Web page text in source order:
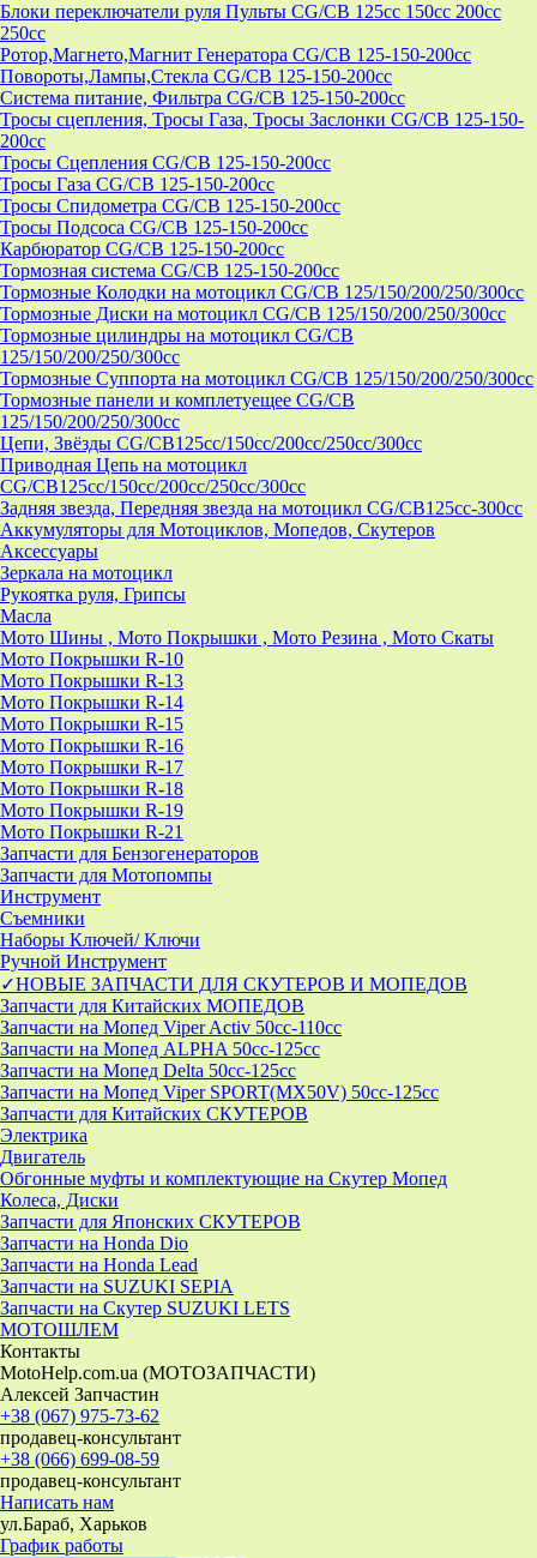
Блоки переключатели руля Пульты CG/CB 125cc 150cc 200cc
250cc
Ротор,Магнето,Магнит Генератора CG/CB 125-150-200cc
Повороты,Лампы,Стекла CG/CB 125-150-200cc
Система питание, Фильтра CG/CB 125-150-200cc
Тросы сцепления, Тросы Газа, Тросы Заслонки CG/CB 125-150-
200cc
Тросы Сцепления CG/CB 125-150-200cc
Тросы Газа CG/CB 125-150-200cc
Тросы Спидометра CG/CB 125-150-200cc
Тросы Подсоса CG/CB 125-150-200cc
Карбюратор CG/CB 125-150-200cc
Тормозная система CG/CB 125-150-200cc
Тормозные Колодки на мотоцикл CG/CB 125/150/200/250/300cc
Тормозные Диски на мотоцикл CG/CB 125/150/200/250/300cc
Тормозные цилиндры на мотоцикл CG/CB
125/150/200/250/300cc
Тормозные Суппорта на мотоцикл CG/CB 125/150/200/250/300cc
Тормозные панели и комплетуещее CG/CB
125/150/200/250/300cc
Цепи, Звёзды CG/CB125cc/150cc/200cc/250cc/300cc
Приводная Цепь на мотоцикл
CG/CB125cc/150cc/200cc/250cc/300cc
Задняя звезда, Передняя звезда на мотоцикл CG/CB125cc-300сс
Аккумуляторы для Мотоциклов, Мопедов, Скутеров
Аксессуары
Зеркала на мотоцикл
Рукоятка руля, Грипсы
Масла
Мото Шины , Мото Покрышки , Мото Резина , Мото Скаты
Мото Покрышки R-10
Мото Покрышки R-13
Мото Покрышки R-14
Мото Покрышки R-15
Мото Покрышки R-16
Мото Покрышки R-17
Мото Покрышки R-18
Мото Покрышки R-19
Мото Покрышки R-21
Запчасти для Бензогенераторов
Запчасти для Мотопомпы
Инструмент
Съемники
Наборы Ключей/ Ключи
Ручной Инструмент
✓НОВЫЕ ЗАПЧАСТИ ДЛЯ СКУТЕРОВ И МОПЕДОВ
Запчасти для Китайских МОПЕДОВ
Запчасти на Мопед Viper Activ 50cc-110cc
Запчасти на Мопед ALPHA 50cc-125cc
Запчасти на Мопед Delta 50cc-125cc
Запчасти на Мопед Viper SPORT(MX50V) 50cc-125cc
Запчасти для Китайских СКУТЕРОВ
Электрика
Двигатель
Обгонные муфты и комплектующие на Скутер Мопед
Колеса, Диски
Запчасти для Японских СКУТЕРОВ
Запчасти на Honda Dio
Запчасти на Honda Lead
Запчасти на SUZUKI SEPIA
Запчасти на Скутер SUZUKI LETS
МОТОШЛЕМ
Контакты
MotoHelp.com.ua (МОТОЗАПЧАСТИ)
Алексей Запчастин
+38 (067) 975-73-62
продавец-консультант
+38 (066) 699-08-59
продавец-консультант
Написать нам
ул.Бараб, Харьков
График работы